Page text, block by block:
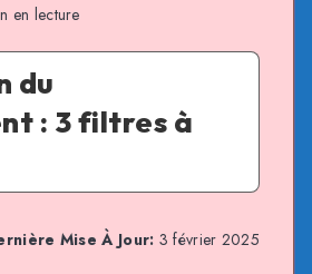
en lecture
du
: 3 filtres à
Mise À Jour: 3 février 2025